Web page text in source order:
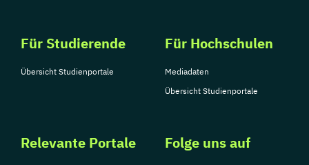
Für Studierende
Übersicht Studienportale
Für Hochschulen
Mediadaten
Übersicht Studienportale
Relevante Portale Folge uns auf